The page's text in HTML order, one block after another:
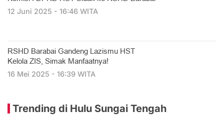
12 Juni 2025 - 16:46 WITA
RSHD Barabai Gandeng Lazismu HST
Kelola ZIS, Simak Manfaatnya!
16 Mei 2025 - 16:39 WITA
Trending di Hulu Sungai Tengah